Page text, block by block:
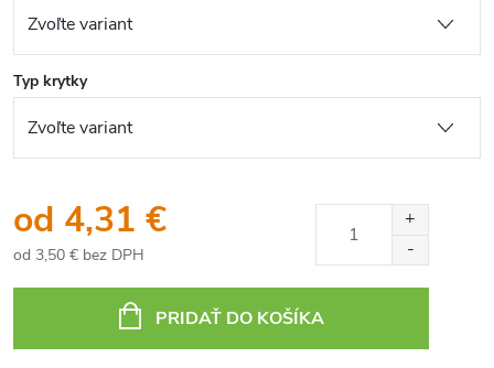
Typ krytky
od 4,31 €
od 3,50 € bez DPH
cena:
PRIDAŤ DO KOŠÍKA